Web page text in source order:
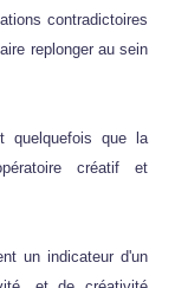
contradictoires
replonger au sein
quelquefois que la
créatif et
un indicateur d'un